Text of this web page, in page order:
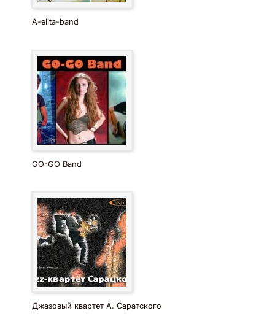
A-elita-band
GO-GO Band
Джазовый квартет А. Саратского